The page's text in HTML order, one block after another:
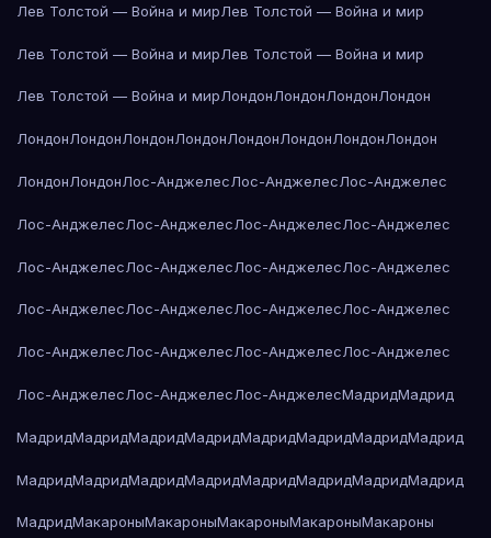
Лев Толстой — Война и мирЛев Толстой — Война и мир
Лев Толстой — Война и мирЛев Толстой — Война и мир
Лев Толстой — Война и мирЛондонЛондонЛондонЛондон
ЛондонЛондонЛондонЛондонЛондонЛондонЛондонЛондон
ЛондонЛондонЛос-АнджелесЛос-АнджелесЛос-Анджелес
Лос-АнджелесЛос-АнджелесЛос-АнджелесЛос-Анджелес
Лос-АнджелесЛос-АнджелесЛос-АнджелесЛос-Анджелес
Лос-АнджелесЛос-АнджелесЛос-АнджелесЛос-Анджелес
Лос-АнджелесЛос-АнджелесЛос-АнджелесЛос-Анджелес
Лос-АнджелесЛос-АнджелесЛос-АнджелесМадридМадрид
МадридМадридМадридМадридМадридМадридМадридМадрид
МадридМадридМадридМадридМадридМадридМадридМадрид
МадридМакароныМакароныМакароныМакароныМакароны